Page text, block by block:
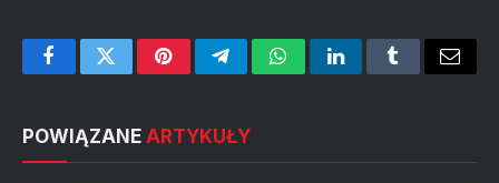
FacebookTwitterPinterestTelegramWhatsAppLinkedInTumblrEmail
POWIĄZANE ARTYKUŁY